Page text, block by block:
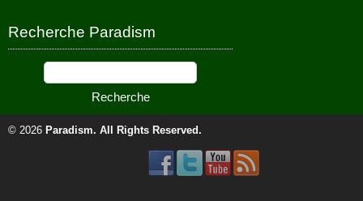
Recherche Paradism
© 2026 Paradism. All Rights Reserved.